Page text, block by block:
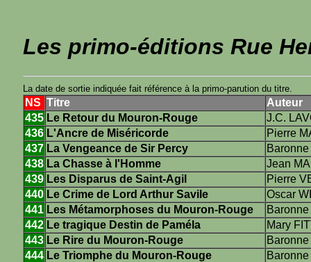
Les primo-éditions Rue
La date de sortie indiquée fait référence à la primo-parution du titre.
NS Titre
Auteur
435 Le Retour du Mouron-Rouge
J.C.
436 L'Ancre de Miséricorde
Pierre
437 La Vengeance de Sir Percy
438 La Chasse à l'Homme
Jean
439 Les Disparus de Saint-Agil
Pierre
440 Le Crime de Lord Arthur Savile
Oscar
441 Les Métamorphoses du Mouron-Rouge
442 Le tragique Destin de Paméla
Mary
443 Le Rire du Mouron-Rouge
444 Le Triomphe du Mouron-Rouge